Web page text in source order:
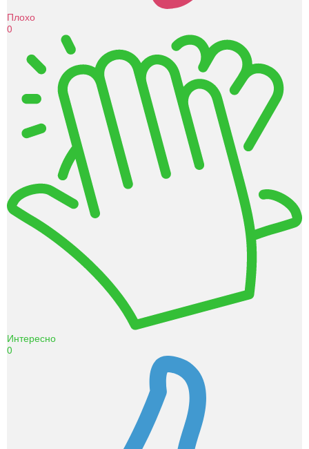
Плохо
0
Интересно
0